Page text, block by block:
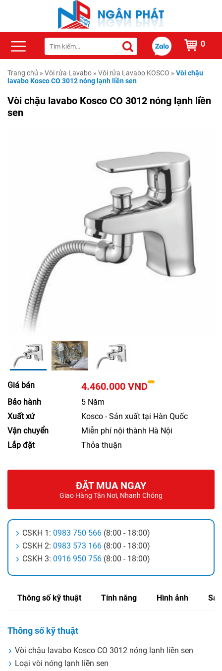
0
Trang chủ » Vòi rửa Lavabo » Vòi rửa Lavabo KOSCO » Vòi chậu
lavabo Kosco CO 3012 nóng lạnh liền sen
Vòi chậu lavabo Kosco CO 3012 nóng lạnh liền
sen
Giá bán 4.460.000 VND
Bảo hành
5 Năm
Xuất xứ
Kosco - Sản xuất tại Hàn Quốc
Vận chuyển
Miễn phí nội thành Hà Nội
Lắp đặt
Thỏa thuận
ĐẶT MUA NGAY
Giao Hàng Tận Nơi, Nhanh Chóng
CSKH 1: 0983 750 566 (8:00 - 18:00)
CSKH 2: 0983 573 166 (8:00 - 18:00)
CSKH 3: 0916 950 756 (8:00 - 18:00)
Thông số kỹ thuật Tính năng Hình ảnh
Thông số kỹ thuật
Vòi chậu lavabo Kosco CO 3012 nóng lạnh liền sen
Loại vòi nóng lạnh liền sen